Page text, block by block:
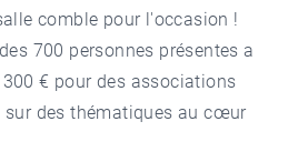
comble pour l'occasion !
700 personnes présentes a
€ pour des associations
sur des thématiques au cœur